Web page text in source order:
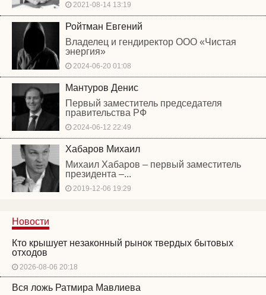
2021-08-14 13:19
Ройтман Евгений
Владелец и гендиректор ООО «Чистая
энергия»
2024-06-20 01:08
Мантуров Денис
Первый заместитель председателя
правительства РФ
2024-06-12 22:49
Хабаров Михаил
Михаил Хабаров – первый заместитель
президента –...
2019-12-06 19:29
Новости
Кто крышует незаконный рынок твердых бытовых
отходов
2026-08-06 20:18
Вся ложь Ратмира Мавлиева